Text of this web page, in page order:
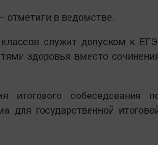
отметили в ведомстве.
служит допуском к
здоровья вместо
итогового собеседования
для государственной